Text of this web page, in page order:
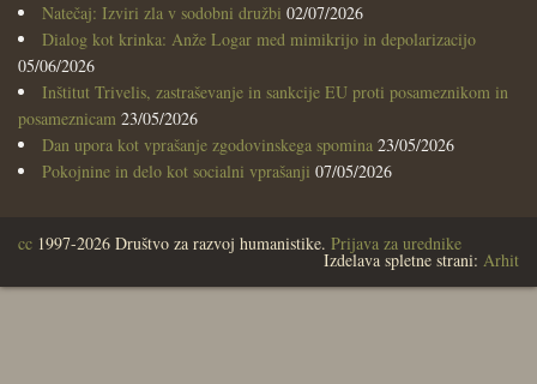
Natečaj: Izviri zla v sodobni družbi 02/07/2026
Dialog kot krinka: Anže Logar med mimikrijo in depolarizacijo
05/06/2026
Inštitut Trivelis, zastraševanje in sankcije EU proti posameznikom in
posameznicam 23/05/2026
Dan upora kot vprašanje zgodovinskega spomina 23/05/2026
Pokojnine in delo kot socialni vprašanji 07/05/2026
cc 1997-2026 Društvo za razvoj humanistike. Prijava za urednike
Izdelava spletne strani: Arhit